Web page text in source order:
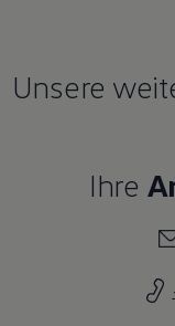
Unsere
Ihre